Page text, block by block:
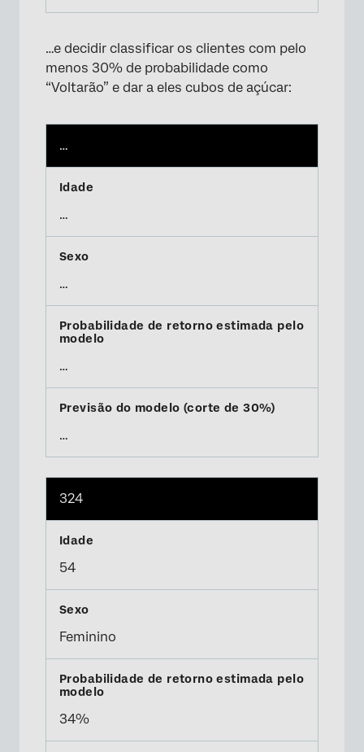
…e decidir classificar os clientes com pelo
menos 30% de probabilidade como
“Voltarão” e dar a eles cubos de açúcar:
…
…
…
…
…
324
54
Feminino
34%